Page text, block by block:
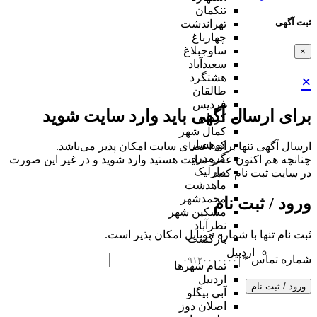
ثبت آگهی
×
×
برای ارسال آگهی باید وارد سایت شوید
ارسال آگهی تنها برای اعضای سایت امکان پذیر می‌باشد.
چنانچه هم‌ اکنون عضو سایت هستید وارد شوید و در غیر این صورت
در سایت ثبت نام کنید
ورود / ثبت نام
ثبت نام تنها با شماره موبایل امکان پذیر است.
شماره تماس*
ورود / ثبت نام
تنکمان
تهراندشت
چهارباغ
ساوجبلاغ
سعیدآباد
هشتگرد
طالقان
فردیس
کردان
کمال شهر
کوهسار
گرمدره
مارلیک
ماهدشت
محمدشهر
مشکین شهر
نظرآباد
بازگشت
اردبیل
تمام شهر‌ها
اردبیل
آبی بیگلو
اصلان دوز